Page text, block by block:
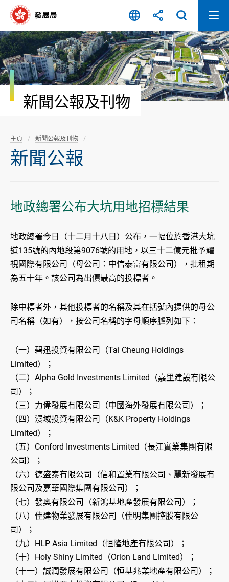
容
開
始
新聞公報及刊物
主頁 新聞公報及刊物
新聞公報
地政總署公布大坑用地招標結果
地政總署今日（十二月十八日）公布，一幅位於香港大坑
道135號的內地段第9076號的用地，以三十二億元批予耀
視國際有限公司（母公司：中信泰富有限公司），批租期
為五十年。該公司為出價最高的投標者。
除中標者外，其他投標者的名稱及其在括號內提供的母公
司名稱（如有），按公司名稱的字母順序臚列如下：
（一）碧迅投資有限公司（Tai Cheung Holdings
Limited）；
（二）Alpha Gold Investments Limited（嘉里建設有限公
司）；
（三）力偉發展有限公司（中國海外發展有限公司）；
（四）漫域投資有限公司（K&K Property Holdings
Limited）；
（五）Conford Investments Limited（長江實業集團有限
公司）；
（六）德盛泰有限公司（信和置業有限公司、麗新發展有
限公司及嘉華國際集團有限公司）；
（七）發奧有限公司（新鴻基地產發展有限公司）；
（八）佳建物業發展有限公司（佳明集團控股有限公
司）；
（九）HLP Asia Limited（恒隆地產有限公司）；
（十）Holy Shiny Limited（Orion Land Limited）；
（十一）誠潤發展有限公司（恒基兆業地產有限公司）；